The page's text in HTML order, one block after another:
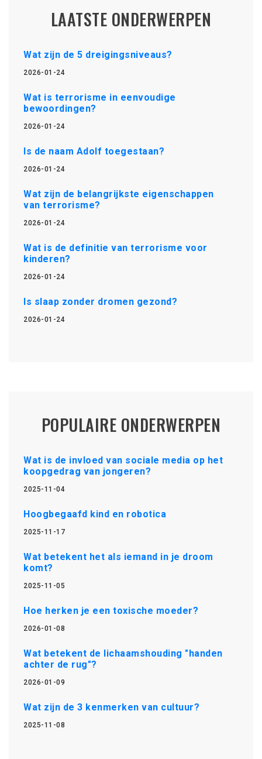
LAATSTE ONDERWERPEN
Wat zijn de 5 dreigingsniveaus?
2026-01-24
Wat is terrorisme in eenvoudige
bewoordingen?
2026-01-24
Is de naam Adolf toegestaan?
2026-01-24
Wat zijn de belangrijkste eigenschappen
van terrorisme?
2026-01-24
Wat is de definitie van terrorisme voor
kinderen?
2026-01-24
Is slaap zonder dromen gezond?
2026-01-24
POPULAIRE ONDERWERPEN
Wat is de invloed van sociale media op het
koopgedrag van jongeren?
2025-11-04
Hoogbegaafd kind en robotica
2025-11-17
Wat betekent het als iemand in je droom
komt?
2025-11-05
Hoe herken je een toxische moeder?
2026-01-08
Wat betekent de lichaamshouding "handen
achter de rug"?
2026-01-09
Wat zijn de 3 kenmerken van cultuur?
2025-11-08